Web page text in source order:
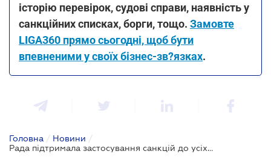
історію перевірок, судові справи, наявність у
санкційних списках, борги, тощо. Замовте
LIGA360 прямо сьогодні, щоб бути
впевненими у своїх бізнес-зв?язках.
Головна / Новини /
Рада підтримала застосування санкцій до усіх російських фінансових установ на 50 років